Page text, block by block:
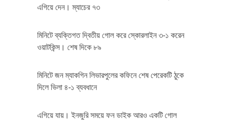
এগিয়ে দেন। ম্যাচের ৭৩
মিনিটে ব্যক্তিগত দ্বিতীয় গোল করে স্কোরলাইন ৩-১ করেন
ওয়াটকিন্স। শেষ দিকে ৮৯
মিনিটে জন ম্যাকগিন লিভারপুলের কফিনে শেষ পেরেকটি ঠুকে
দিলে ভিলা ৪-১ ব্যবধানে
এগিয়ে যায়। ইনজুরি সময়ে ফন ডাইক আরও একটি গোল